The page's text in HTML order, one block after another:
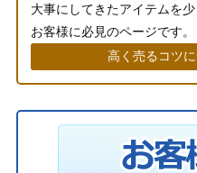
大事にしてきたアイテムを
お客様に必見のページです。
高く売るコツ